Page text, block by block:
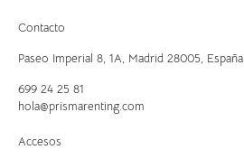
Contacto
Paseo Imperial 8, 1A, Madrid 28005, España
699 24 25 81
hola@prismarenting.com
Accesos